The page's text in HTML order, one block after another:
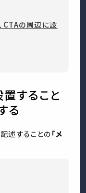
CTAの周辺に設
置すること
る
述することの「メ